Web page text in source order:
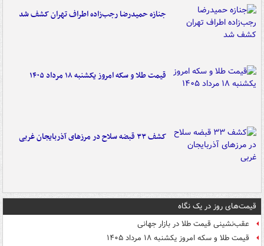
جنازه حمیدرضا رجب‌زاده اطراف تهران کشف شد
قیمت طلا و سکه امروز یکشنبه ۱۸ مرداد ۱۴۰۵
کشف ۳۳ قبضه سلاح در مرزهای آذربایجان غربی
قیمت‌های روز در یک نگاه
عقب‌نشینی قیمت طلا در بازار جهانی
قیمت طلا و سکه امروز یکشنبه ۱۸ مرداد ۱۴۰۵